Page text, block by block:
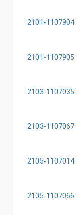
2101-1107904
2101-1107905
2103-1107035
2103-1107067
2105-1107014
2105-1107066